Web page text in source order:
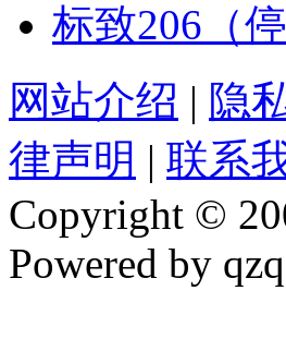
标致206（停
网站介绍 | 隐
律声明 | 联系
Copyright ©
Powered by